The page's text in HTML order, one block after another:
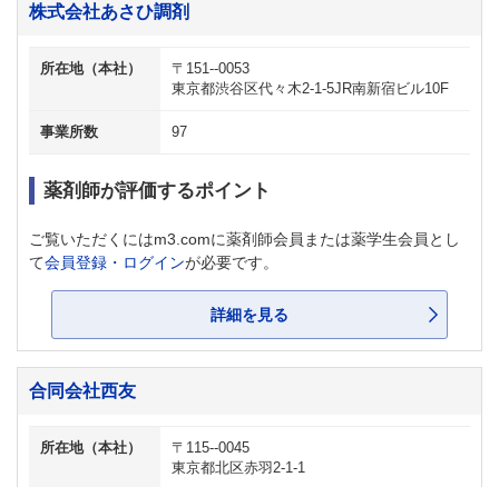
株式会社あさひ調剤
所在地（本社）
〒151--0053
東京都渋谷区代々木2-1-5JR南新宿ビル10F
事業所数 97
薬剤師が評価するポイント
ご覧いただくにはm3.comに薬剤師会員または薬学生会員とし
て会員登録・ログインが必要です。
詳細を見る
合同会社西友
所在地（本社）
〒115--0045
東京都北区赤羽2-1-1